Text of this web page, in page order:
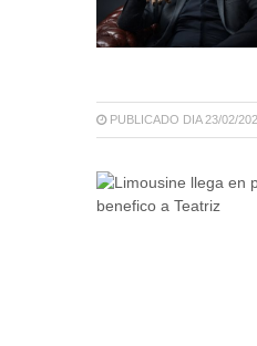
PUBLICADO DIA 23/02/